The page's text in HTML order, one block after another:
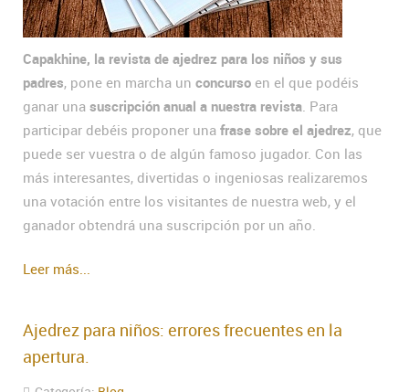
Capakhine, la revista de ajedrez para los niños y sus
padres, pone en marcha un concurso en el que podéis
ganar una suscripción anual a nuestra revista . Para
participar debéis proponer una frase sobre el ajedrez, que
puede ser vuestra o de algún famoso jugador. Con las
más interesantes, divertidas o ingeniosas realizaremos
una votación entre los visitantes de nuestra web, y el
ganador obtendrá una suscripción por un año.
Leer más...
Ajedrez para niños: errores frecuentes en la
apertura.